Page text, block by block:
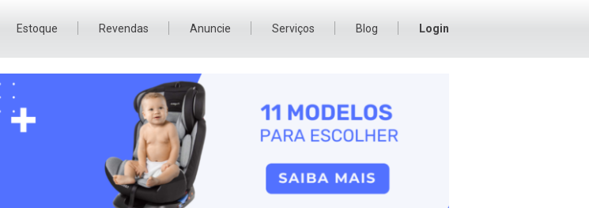
Estoque Revendas Anuncie Serviços Blog Login